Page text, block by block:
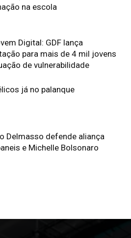
na escola
Digital: GDF lança
para mais de 4 mil jovens
de vulnerabilidade
já no palanque
Delmasso defende aliança
e Michelle Bolsonaro